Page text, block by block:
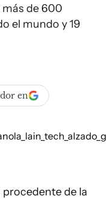
de 600
el mundo y 19
en
procedente de la